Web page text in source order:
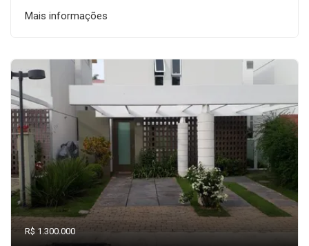
Mais informações
R$ 1.300.000